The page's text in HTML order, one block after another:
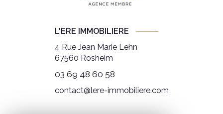
L'ERE IMMOBILIERE
4 Rue Jean Marie Lehn
67560 Rosheim
03 69 48 60 58
contact@lere-immobiliere.com